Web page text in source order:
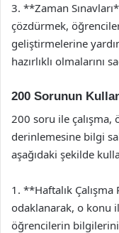
3. **Zaman
çözdürmek,
geliştirmelerine
hazırlıklı olmalarını
200 Sorunun
200 soru ile
derinlemesine bilgi
aşağıdaki şekilde
1. **Haftalık
odaklanarak, o konu
öğrencilerin bilgilerini